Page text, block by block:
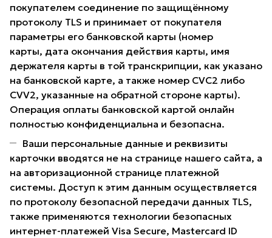
покупателем соединение по защищённому
протоколу TLS и принимает от покупателя
параметры его банковской карты (номер
карты, дата окончания действия карты, имя
держателя карты в той транскрипции, как указано
на банковской карте, а также номер CVC2 либо
CVV2, указанные на обратной стороне карты).
Операция оплаты банковской картой онлайн
полностью конфиденциальна и безопасна.
Ваши персональные данные и реквизиты
карточки вводятся не на странице нашего сайта, а
на авторизационной странице платежной
системы. Доступ к этим данным осуществляется
по протоколу безопасной передачи данных TLS,
также применяются технологии безопасных
интернет-платежей Visa Secure, Mastercard ID